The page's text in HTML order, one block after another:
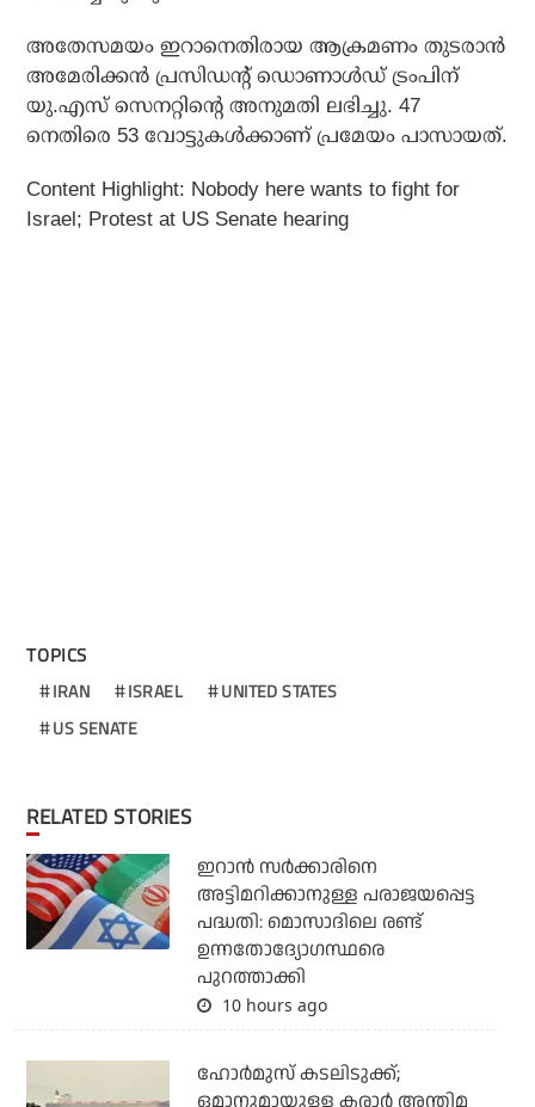
അതേസമയം ഇറാനെതിരായ ആക്രമണം തുടരാന്‍
അമേരിക്കന്‍ പ്രസിഡന്റ് ഡൊണാള്‍ഡ് ട്രംപിന്
യു.എസ് സെനറ്റിന്റെ അനുമതി ലഭിച്ചു. 47
നെതിരെ 53 വോട്ടുകള്‍ക്കാണ് പ്രമേയം പാസായത്.
Content Highlight: Nobody here wants to fight for
Israel; Protest at US Senate hearing
TOPICS
IRAN ISRAEL
UNITED STATES
US SENATE
RELATED STORIES
ഇറാന്‍ സര്‍ക്കാരിനെ
അട്ടിമറിക്കാനുള്ള പരാജയപ്പെട്ട
പദ്ധതി: മൊസാദിലെ രണ്ട്
ഉന്നതോദ്യോഗസ്ഥരെ
പുറത്താക്കി
10 hours ago
ഹോര്‍മുസ് കടലിടുക്ക്;